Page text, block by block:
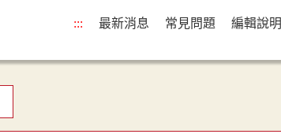
::: 最新消息 常見問題 編輯說明